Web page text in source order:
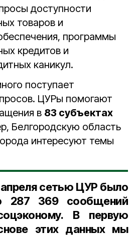
доступности
товаров и
программы
кредитов и
каникул.
поступает
ЦУРы помогают
в 83 субъектах
Белгородскую область
интересуют темы
апреля сетью ЦУР было
287 369 сообщений
В первую
этих данных мы